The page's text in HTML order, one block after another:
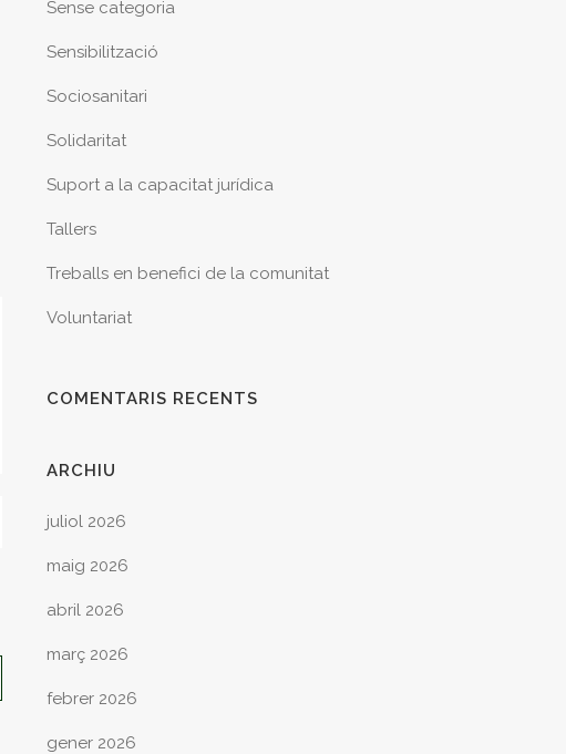
Sense categoria
Sensibilització
Sociosanitari
Solidaritat
Suport a la capacitat jurídica
Tallers
Treballs en benefici de la comunitat
Voluntariat
COMENTARIS RECENTS
ARCHIU
juliol 2026
maig 2026
abril 2026
març 2026
febrer 2026
gener 2026